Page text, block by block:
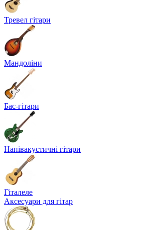
Тревел гітари
Мандоліни
Бас-гітари
Напівакустичні гітари
Гіталеле
Аксесуари для гітар